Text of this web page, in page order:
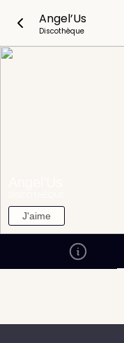
Angel’Us
Discothèque
J'aime